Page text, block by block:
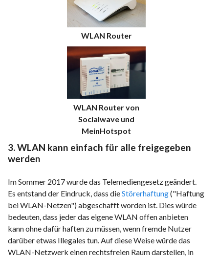
WLAN Router
WLAN Router von
Socialwave und
MeinHotspot
3. WLAN kann einfach für alle freigegeben
werden
Im Sommer 2017 wurde das Telemediengesetz geändert.
Es entstand der Eindruck, dass dieStörerhaftung("Haftung
bei WLAN-Netzen") abgeschafft worden ist. Dies würde
bedeuten, dass jeder das eigene WLAN offen anbieten
kann ohne dafür haften zu müssen, wenn fremde Nutzer
darüber etwas Illegales tun. Auf diese Weise würde das
WLAN-Netzwerk einen rechtsfreien Raum darstellen, in